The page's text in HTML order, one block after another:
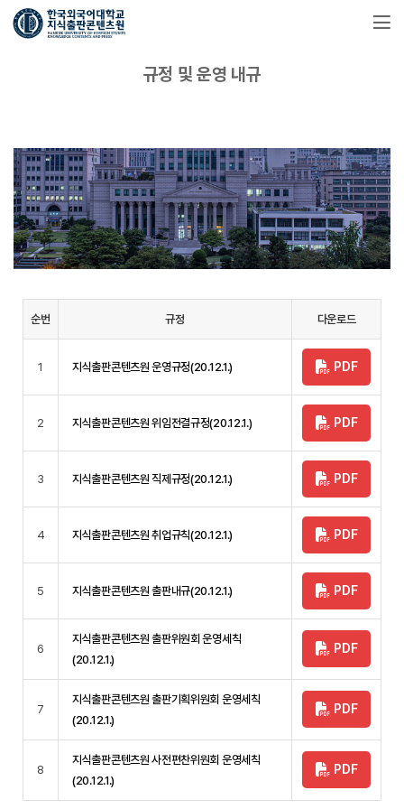
규정 및 운영 내규
순번 규정 다운로드
1 지식출판콘텐츠원 운영규정(20.12.1.) PDF
2 지식출판콘텐츠원 위임전결규정(20.12.1.) PDF
3 지식출판콘텐츠원 직제규정(20.12.1.) PDF
4 지식출판콘텐츠원 취업규칙(20.12.1.) PDF
5 지식출판콘텐츠원 출판내규(20.12.1.) PDF
6
지식출판콘텐츠원 출판위원회 운영세칙
(20.12.1.)
PDF
7
지식출판콘텐츠원 출판기획위원회 운영세칙
(20.12.1.)
PDF
8
지식출판콘텐츠원 사전편찬위원회 운영세칙
(20.12.1.)
PDF